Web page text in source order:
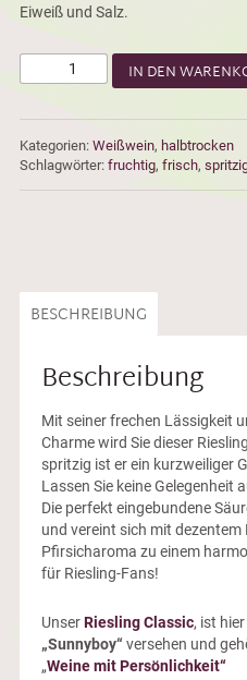
Eiweiß und Salz.
IN DEN
Kategorien: Weißwein, halbtrocken
Schlagwörter: fruchtig, frisch,
BESCHREIBUNG
Beschreibung
Mit seiner frechen Lässigkeit
Charme wird Sie dieser
spritzig ist er ein kurzweiliger
Lassen Sie keine Gelegenheit
Die perfekt eingebundene
und vereint sich mit
Pfirsicharoma zu einem
für Riesling-Fans!
UnserRiesling Classic, ist
„Sunnyboy“ versehen und
„Weine mit Persönlichkeit“